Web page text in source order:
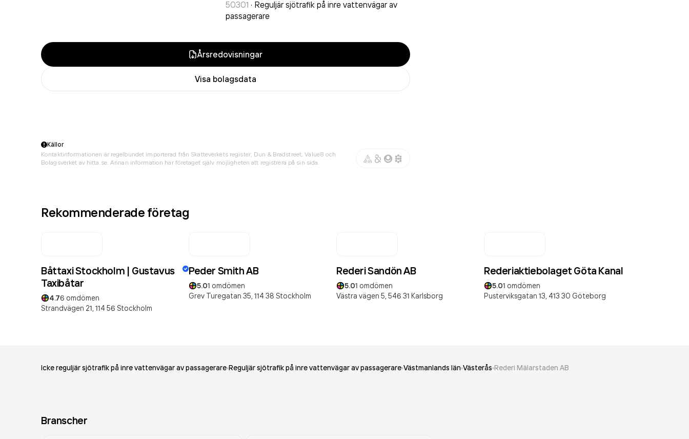
50301 · Reguljär sjötrafik på inre vattenvägar av
passagerare
Årsredovisningar
Visa bolagsdata
Källor
Kontaktinformationen är regelbundet importerad från Skatteverkets register, Dun & Bradstreet, Value8 och
Bolagsverket av hitta.se. Annan information har företaget själv möjligheten att registrera på sin sida.
Rekommenderade företag
Båttaxi Stockholm | Gustavus
Taxibåtar
4.76 omdömen
Strandvägen 21, 114 56 Stockholm
Peder Smith AB
5.01 omdömen
Grev Turegatan 35, 114 38 Stockholm
Rederi Sandön AB
5.01 omdömen
Västra vägen 5, 546 31 Karlsborg
Rederiaktiebolaget Göta Kanal
5.01 omdömen
Pusterviksgatan 13, 413 30 Göteborg
Icke reguljär sjötrafik på inre vattenvägar av passagerare Reguljär sjötrafik på inre vattenvägar av passagerare Västmanlands län Västerås Rederi Mälarstaden AB
Branscher